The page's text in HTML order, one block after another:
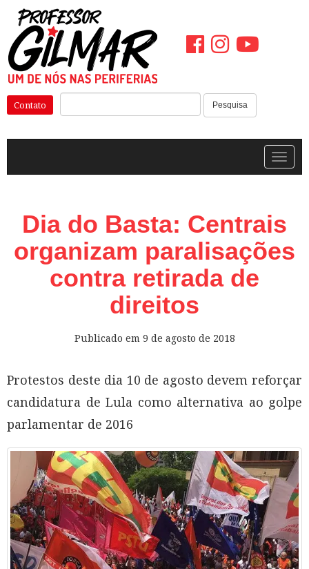
Pular
para
o
conteúdo
Pesquisa
Contato
Dia do Basta: Centrais
organizam paralisações
contra retirada de
direitos
Publicado em 9 de agosto de 2018
Protestos deste dia 10 de agosto devem reforçar
candidatura de Lula como alternativa ao golpe
parlamentar de 2016